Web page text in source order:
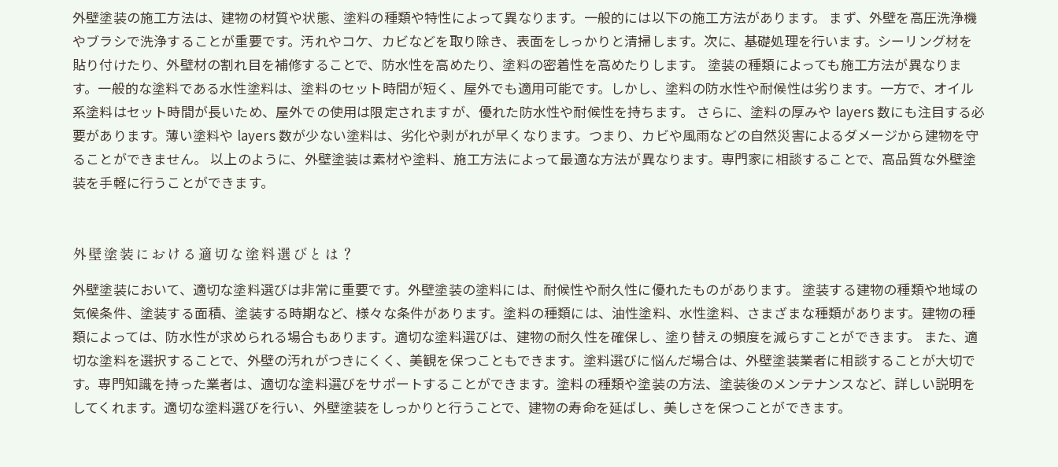
外壁塗装の施工方法は、建物の材質や状態、塗料の種類や特性によって異なります。一般的には以下の施工方法があります。 まず、外壁を高圧洗浄機
やブラシで洗浄することが重要です。汚れやコケ、カビなどを取り除き、表面をしっかりと清掃します。次に、基礎処理を行います。シーリング材を
貼り付けたり、外壁材の割れ目を補修することで、防水性を高めたり、塗料の密着性を高めたりします。 塗装の種類によっても施工方法が異なりま
す。一般的な塗料である水性塗料は、塗料のセット時間が短く、屋外でも適用可能です。しかし、塗料の防水性や耐候性は劣ります。一方で、オイル
系塗料はセット時間が長いため、屋外での使用は限定されますが、優れた防水性や耐候性を持ちます。 さらに、塗料の厚みや layers 数にも注目する必
要があります。薄い塗料や layers 数が少ない塗料は、劣化や剥がれが早くなります。つまり、カビや風雨などの自然災害によるダメージから建物を守
ることができません。 以上のように、外壁塗装は素材や塗料、施工方法によって最適な方法が異なります。専門家に相談することで、高品質な外壁塗
装を手軽に行うことができます。
外壁塗装における適切な塗料選びとは？
外壁塗装において、適切な塗料選びは非常に重要です。外壁塗装の塗料には、耐候性や耐久性に優れたものがあります。 塗装する建物の種類や地域の
気候条件、塗装する面積、塗装する時期など、様々な条件があります。塗料の種類には、油性塗料、水性塗料、さまざまな種類があります。建物の種
類によっては、防水性が求められる場合もあります。適切な塗料選びは、建物の耐久性を確保し、塗り替えの頻度を減らすことができます。 また、適
切な塗料を選択することで、外壁の汚れがつきにくく、美観を保つこともできます。塗料選びに悩んだ場合は、外壁塗装業者に相談することが大切で
す。専門知識を持った業者は、適切な塗料選びをサポートすることができます。塗料の種類や塗装の方法、塗装後のメンテナンスなど、詳しい説明を
してくれます。適切な塗料選びを行い、外壁塗装をしっかりと行うことで、建物の寿命を延ばし、美しさを保つことができます。